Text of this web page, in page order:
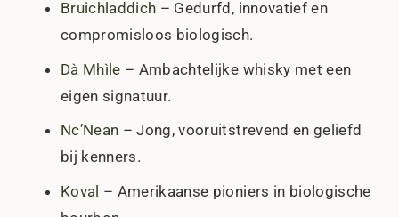
Bruichladdich – Gedurfd, innovatief en
compromisloos biologisch.
Dà Mhìle – Ambachtelijke whisky met een
eigen signatuur.
Nc’Nean – Jong, vooruitstrevend en geliefd
bij kenners.
Koval – Amerikaanse pioniers in biologische